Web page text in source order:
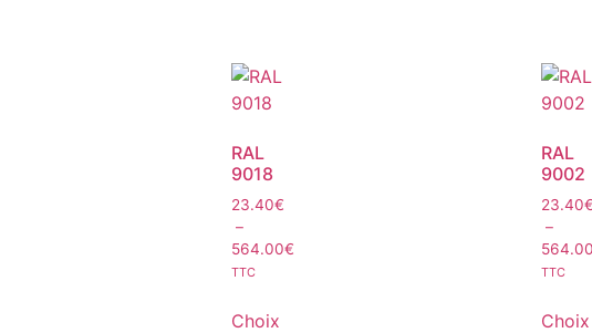
RAL
9018
23.40€
–
564.00€
TTC
Choix
RAL
9002
23.40
–
TTC
Choix